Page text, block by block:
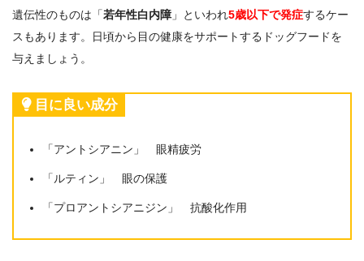
遺伝性のものは「若年性白内障」といわれ5歳以下で発症するケー
スもあります。日頃から目の健康をサポートするドッグフードを
与えましょう。
目に良い成分
「アントシアニン」 眼精疲労
「ルティン」 眼の保護
「プロアントシアニジン」 抗酸化作用